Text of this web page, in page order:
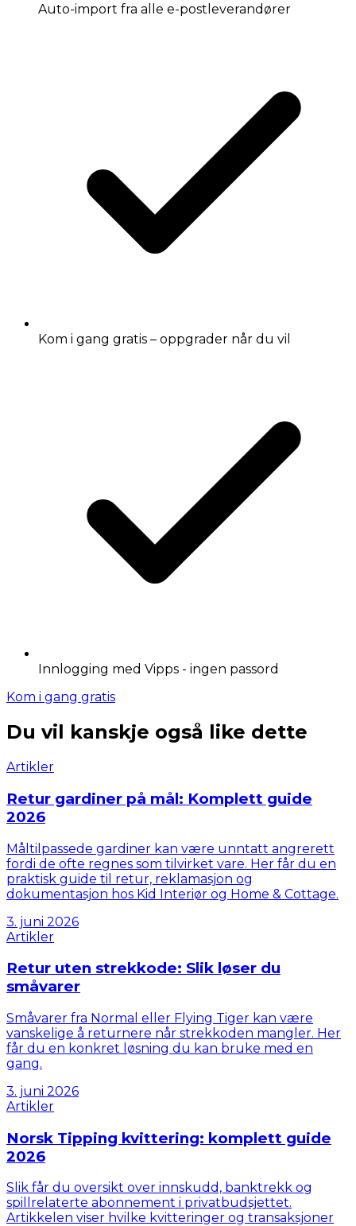
Auto-import fra alle e-postleverandører
Kom i gang gratis – oppgrader når du vil
Innlogging med Vipps - ingen passord
Kom i gang gratis
Du vil kanskje også like dette
Artikler
Retur gardiner på mål: Komplett guide
2026
Måltilpassede gardiner kan være unntatt angrerett
fordi de ofte regnes som tilvirket vare. Her får du en
praktisk guide til retur, reklamasjon og
dokumentasjon hos Kid Interiør og Home & Cottage.
3. juni 2026
Artikler
Retur uten strekkode: Slik løser du
småvarer
Småvarer fra Normal eller Flying Tiger kan være
vanskelige å returnere når strekkoden mangler. Her
får du en konkret løsning du kan bruke med en
gang.
3. juni 2026
Artikler
Norsk Tipping kvittering: komplett guide
2026
Slik får du oversikt over innskudd, banktrekk og
spillrelaterte abonnement i privatbudsjettet.
Artikkelen viser hvilke kvitteringer og transaksjoner